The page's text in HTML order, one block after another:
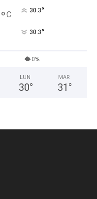
°C 30.3°
30.3°
0%
LUN
30°
MAR
31 °